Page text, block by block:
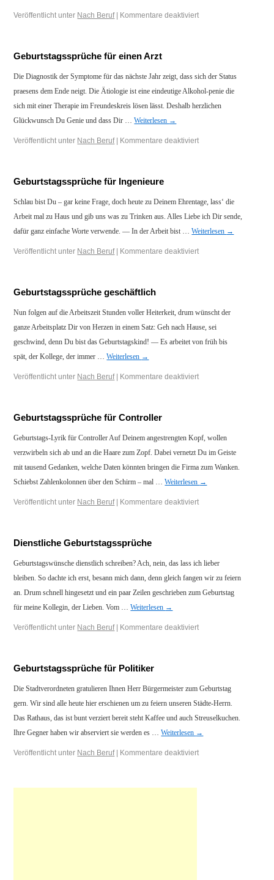
Veröffentlicht unter Nach Beruf Kommentare deaktiviert
Geburtstagssprüche für einen Arzt
Die Diagnostik der Symptome für das nächste Jahr zeigt, dass sich der Status
praesens dem Ende neigt. Die Ätiologie ist eine eindeutige Alkohol-penie die
sich mit einer Therapie im Freundeskreis lösen lässt. Deshalb herzlichen
Glückwunsch Du Genie und dass Dir …Weiterlesen →
Veröffentlicht unter Nach Beruf Kommentare deaktiviert
Geburtstagssprüche für Ingenieure
Schlau bist Du – gar keine Frage, doch heute zu Deinem Ehrentage, lass‘ die
Arbeit mal zu Haus und gib uns was zu Trinken aus. Alles Liebe ich Dir sende,
dafür ganz einfache Worte verwende. — In der Arbeit bist …Weiterlesen →
Veröffentlicht unter Nach Beruf Kommentare deaktiviert
Geburtstagssprüche geschäftlich
Nun folgen auf die Arbeitszeit Stunden voller Heiterkeit, drum wünscht der
ganze Arbeitsplatz Dir von Herzen in einem Satz: Geh nach Hause, sei
geschwind, denn Du bist das Geburtstagskind! — Es arbeitet von früh bis
spät, der Kollege, der immer …Weiterlesen →
Veröffentlicht unter Nach Beruf Kommentare deaktiviert
Geburtstagssprüche für Controller
Geburtstags-Lyrik für Controller Auf Deinem angestrengten Kopf, wollen
verzwirbeln sich ab und an die Haare zum Zopf. Dabei vernetzt Du im Geiste
mit tausend Gedanken, welche Daten könnten bringen die Firma zum Wanken.
Schiebst Zahlenkolonnen über den Schirm – mal …Weiterlesen →
Veröffentlicht unter Nach Beruf Kommentare deaktiviert
Dienstliche Geburtstagssprüche
Geburtstagswünsche dienstlich schreiben? Ach, nein, das lass ich lieber
bleiben. So dachte ich erst, besann mich dann, denn gleich fangen wir zu feiern
an. Drum schnell hingesetzt und ein paar Zeilen geschrieben zum Geburtstag
für meine Kollegin, der Lieben. Vom …Weiterlesen →
Veröffentlicht unter Nach Beruf Kommentare deaktiviert
Geburtstagssprüche für Politiker
Die Stadtverordneten gratulieren Ihnen Herr Bürgermeister zum Geburtstag
gern. Wir sind alle heute hier erschienen um zu feiern unseren Städte-Herrn.
Das Rathaus, das ist bunt verziert bereit steht Kaffee und auch Streuselkuchen.
Ihre Gegner haben wir abserviert sie werden es …Weiterlesen →
Veröffentlicht unter Nach Beruf Kommentare deaktiviert